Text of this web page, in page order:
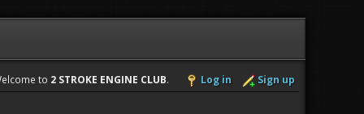
to 2 STROKE ENGINE CLUB. Log in Sign up